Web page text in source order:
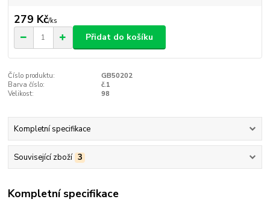
279 Kč/ks
Přidat do košíku
Číslo produktu:
GB50202
Barva číslo:
č.1
Velikost:
98
Kompletní specifikace
Související zboží 3
Kompletní specifikace